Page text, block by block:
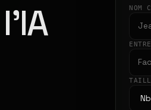
NOM